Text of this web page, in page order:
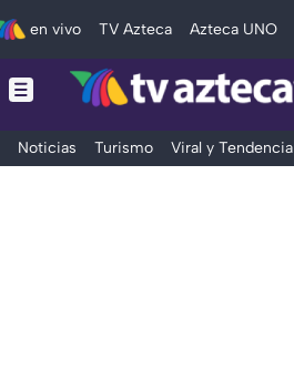
en vivo TV Azteca Azteca UNO
Noticias Turismo Viral y Tendencia